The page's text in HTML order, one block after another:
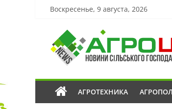
Воскресенье, 9 августа, 2026
АГРОТЕХНИКА